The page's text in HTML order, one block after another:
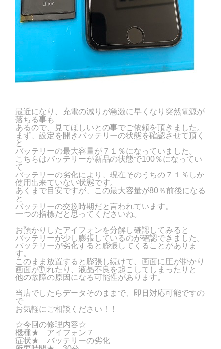
最近になり、充電の減りが急激に早くなり突然電源が
落ちる事も
あるので、見てほしいとの事でご依頼を頂きました。
まず、設定を開きバッテリーの状態を確認させて頂く
と
バッテリーの最大容量が７１％になっていました。
こちらはバッテリーが新品の状態で100％になってい
て
バッテリーの劣化により、現在そのうちの７１％しか
使用出来ていない状態です。
あくまで目安ですが、この最大容量が80％前後になる
と
バッテリーの交換時期だと言われています。
一つの指標だと思ってくださいね。
お預かりしたアイフォンを分解し確認してみると
バッテリーが少し膨張しているのが確認できました。
バッテリーが劣化すると膨張してくることがありま
す。
このまま放置すると膨張し続けて、画面に圧が掛かり
画面が割れたり、液晶不良を起こしてしまったりと
他の故障の原因になる可能性があります。
当店でしたらデータそのままで、即日対応可能ですの
で
お気軽にご相談ください！！
☆今回の修理内容☆
機種★ アイフォン７
症状★ バッテリーの劣化